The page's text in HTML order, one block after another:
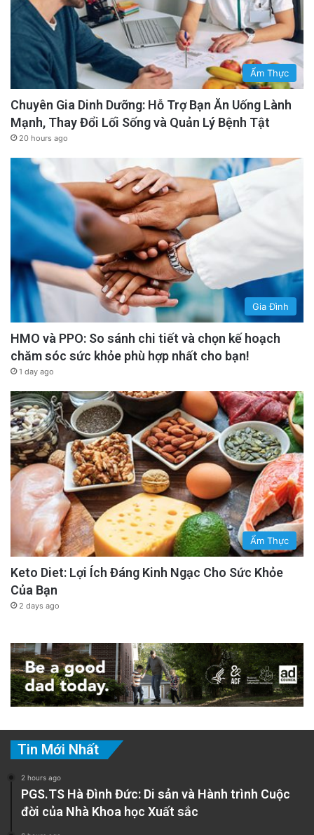
Ẩm Thực
Chuyên Gia Dinh Dưỡng: Hỗ Trợ Bạn Ăn Uống Lành
Mạnh, Thay Đổi Lối Sống và Quản Lý Bệnh Tật
20 hours ago
Gia Đình
HMO và PPO: So sánh chi tiết và chọn kế hoạch
chăm sóc sức khỏe phù hợp nhất cho bạn!
1 day ago
Ẩm Thực
Keto Diet: Lợi Ích Đáng Kinh Ngạc Cho Sức Khỏe
Của Bạn
2 days ago
Tin Mới Nhất
2 hours ago
PGS.TS Hà Đình Đức: Di sản và Hành trình Cuộc
đời của Nhà Khoa học Xuất sắc